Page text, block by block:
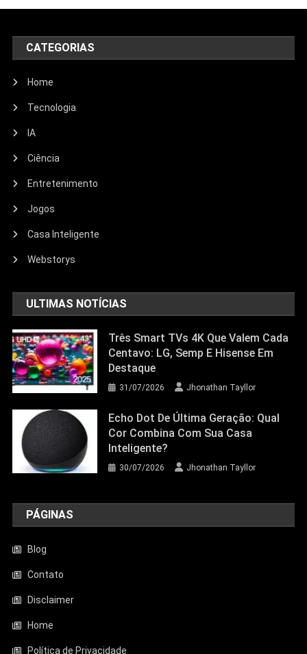
Echo Dot: Guia Completo Para
Escolher O Smart Speaker Ideal Na
Nova Oferta Da Amazon
Aquecedor Mondial A-08 Reduz O Frio
De Ambientes Pequenos; Veja Análise
CATEGORIAS
Home
Tecnologia
IA
Ciência
Entretenimento
Jogos
Casa Inteligente
Webstorys
ULTIMAS NOTÍCIAS
Três Smart TVs 4K Que Valem Cada
Centavo: LG, Semp E Hisense Em
Destaque
31/07/2026 Jhonathan Tayllor
Echo Dot De Última Geração: Qual
Cor Combina Com Sua Casa
Inteligente?
30/07/2026 Jhonathan Tayllor
PÁGINAS
Blog
Contato
Disclaimer
Home
Política de Privacidade